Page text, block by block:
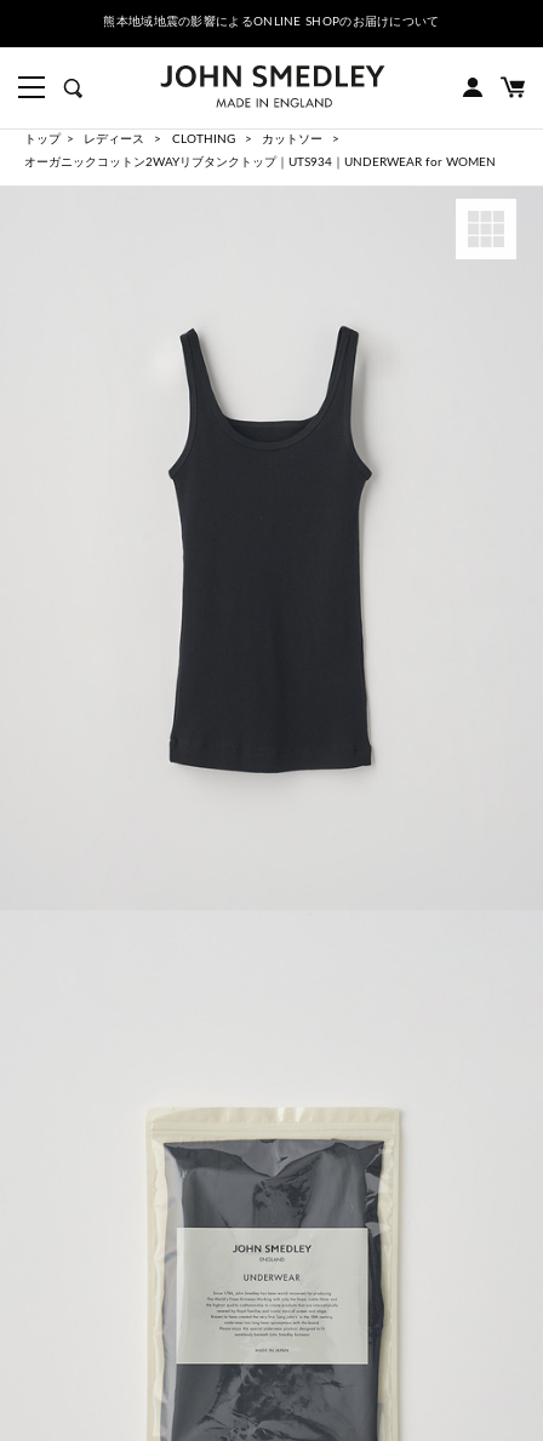
熊本地域地震の影響によるONLINE SHOPのお届けについて
トップ レディース CLOTHING
カットソー
オーガニックコットン2WAYリブタンクトップ｜UTS934｜UNDERWEAR for WOMEN